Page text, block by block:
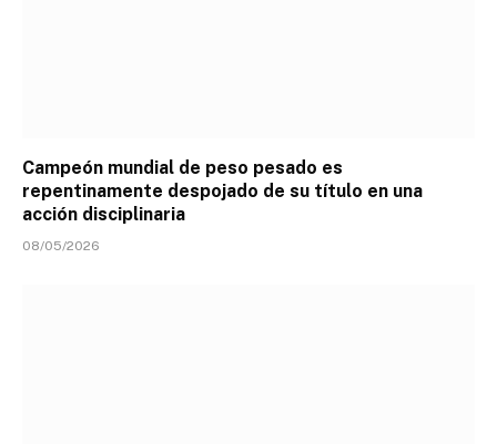
Campeón mundial de peso pesado es
repentinamente despojado de su título en una
acción disciplinaria
08/05/2026